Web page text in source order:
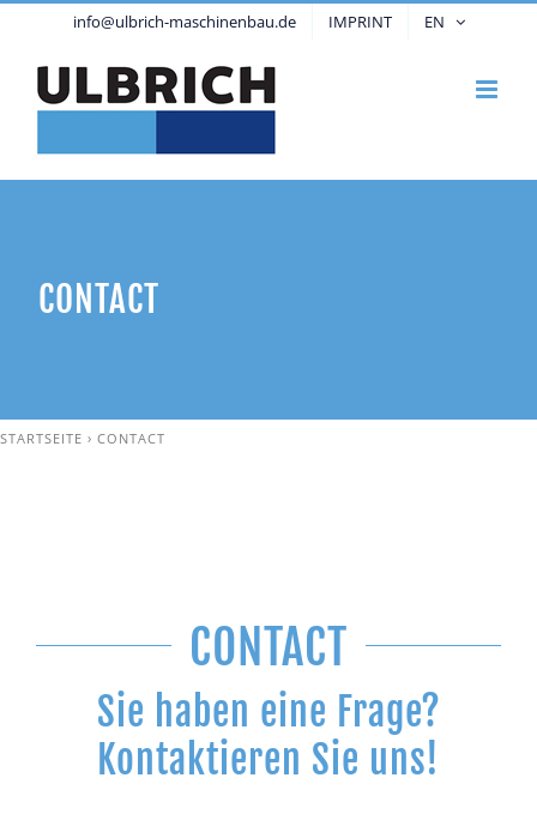
info@ulbrich-maschinenbau.de IMPRINT EN
CONTACT
STARTSEITE › CONTACT
CONTACT
Sie haben eine Frage?
Kontaktieren Sie uns!